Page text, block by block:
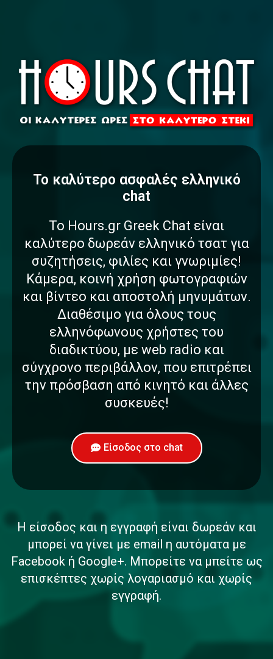
To καλύτερο ασφαλές ελληνικό
chat
Το Hours.gr Greek Chat είναι
καλύτερο δωρεάν ελληνικό τσατ για
συζητήσεις, φιλίες και γνωριμίες!
Κάμερα, κοινή χρήση φωτογραφιών
και βίντεο και αποστολή μηνυμάτων.
Διαθέσιμο για όλους τους
ελληνόφωνους χρήστες του
διαδικτύου, με web radio και
σύγχρονο περιβάλλον, που επιτρέπει
την πρόσβαση από κινητό και άλλες
συσκευές!
Είσοδος στο chat
Η είσοδος και η εγγραφή είναι δωρεάν και
μπορεί να γίνει με email η αυτόματα με
Facebook ή Google+. Μπορείτε να μπείτε ως
επισκέπτες χωρίς λογαριασμό και χωρίς
εγγραφή.